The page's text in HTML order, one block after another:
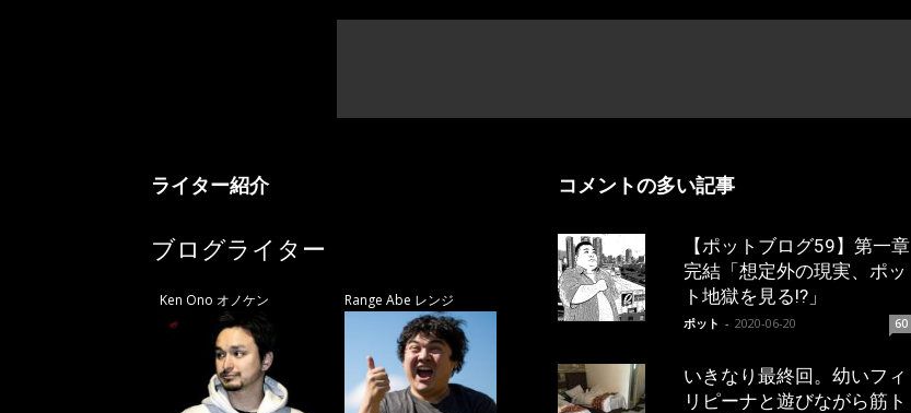
ライター紹介
ブログライター
Ken Ono オノケン Range Abe レンジ
コメントの多い記事
【ポットブログ59】第一章
完結「想定外の現実、ポッ
ト地獄を見る!?」
ポット - 2020-06-20 60
いきなり最終回。幼いフィ
リピーナと遊びながら筋ト